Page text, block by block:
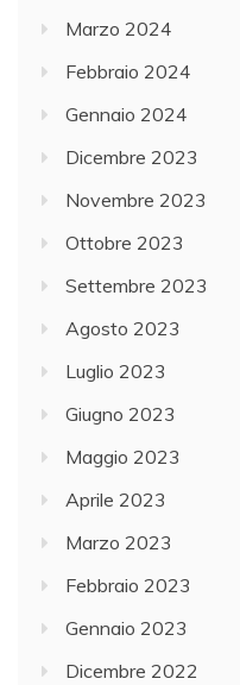
Marzo 2024
Febbraio 2024
Gennaio 2024
Dicembre 2023
Novembre 2023
Ottobre 2023
Settembre 2023
Agosto 2023
Luglio 2023
Giugno 2023
Maggio 2023
Aprile 2023
Marzo 2023
Febbraio 2023
Gennaio 2023
Dicembre 2022